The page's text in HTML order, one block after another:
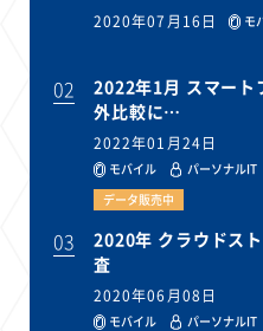
2020年07月16日 モ
02
2022年1月 スマート
外比較に…
2022年01月24日
モバイル パーソナルIT
データ販売中
03
2020年 クラウドス
査
2020年06月08日
モバイル パーソナルIT